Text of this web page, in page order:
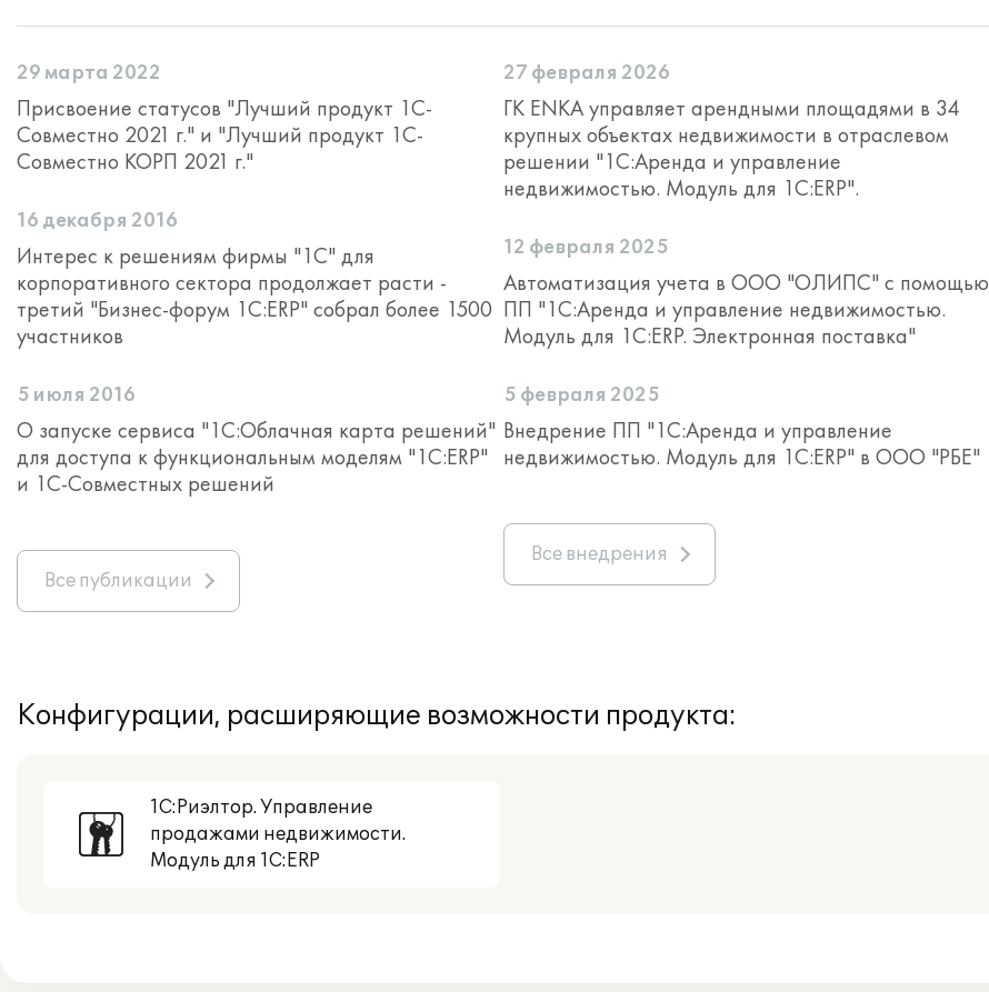
29 марта 2022
Присвоение статусов "Лучший продукт 1С-
Совместно 2021 г." и "Лучший продукт 1С-
Совместно КОРП 2021 г."
16 декабря 2016
Интерес к решениям фирмы "1С" для
корпоративного сектора продолжает расти -
третий "Бизнес-форум 1С:ERP" собрал более 1500
участников
5 июля 2016
О запуске сервиса "1С:Облачная карта решений"
для доступа к функциональным моделям "1С:ERP"
и 1С-Совместных решений
Все публикации
27 февраля 2026
ГК ENKA управляет арендными площадями в 34
крупных объектах недвижимости в отраслевом
решении "1С:Аренда и управление
недвижимостью. Модуль для 1С:ERP".
12 февраля 2025
Автоматизация учета в ООО "ОЛИПС" с помощью
ПП "1С:Аренда и управление недвижимостью.
Модуль для 1С:ERP. Электронная поставка"
5 февраля 2025
Внедрение ПП "1С:Аренда и управление
недвижимостью. Модуль для 1С:ERP" в ООО "РБЕ"
Все внедрения
Конфигурации, расширяющие возможности продукта:
1С:Риэлтор. Управление
продажами недвижимости.
Модуль для 1С:ERP